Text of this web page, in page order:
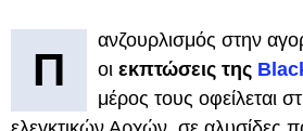
Π
ανζουρλισμός στην
οι εκπτώσεις της
μέρος τους οφείλεται